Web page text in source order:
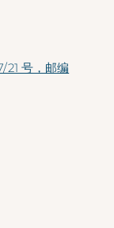
21 号，邮编